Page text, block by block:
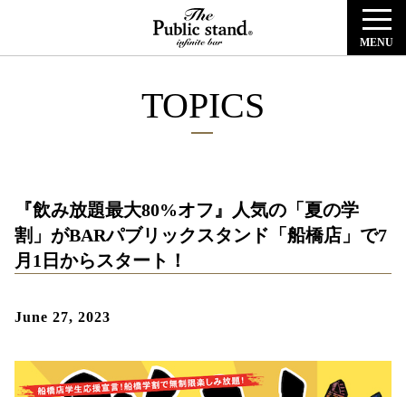
MENU
TOPICS
『飲み放題最大80%オフ』人気の「夏の学
割」がBARパブリックスタンド「船橋店」で7
月1日からスタート！
June 27, 2023